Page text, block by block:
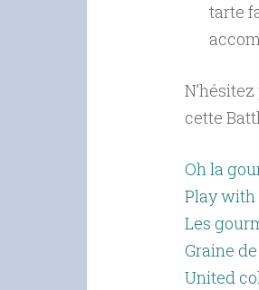
tarte
cette
Oh la
Play with
Les
Graine
United